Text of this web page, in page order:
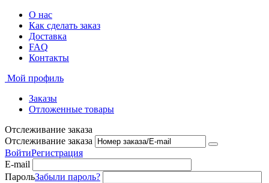
О нас
Как сделать заказ
Доставка
FAQ
Контакты
Мой профиль
Заказы
Отложенные товары
Отслеживание заказа
Отслеживание заказа
ВойтиРегистрация
E-mail
ПарольЗабыли пароль?